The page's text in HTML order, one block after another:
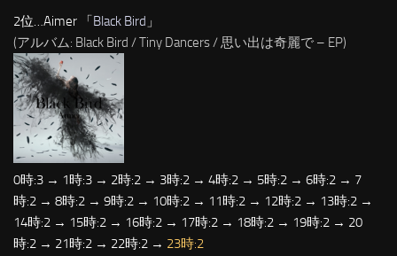
2位…Aimer 「Black Bird 」
(アルバム: Black Bird / Tiny Dancers / 思い出は奇麗で – EP)
0時:3 → 1時:3 → 2時:2 → 3時:2 → 4時:2 → 5時:2 → 6時:2 → 7
時:2 → 8時:2 → 9時:2 → 10時:2 → 11時:2 → 12時:2 → 13時:2 →
14時:2 → 15時:2 → 16時:2 → 17時:2 → 18時:2 → 19時:2 → 20
時:2 → 21時:2 → 22時:2 → 23時:2